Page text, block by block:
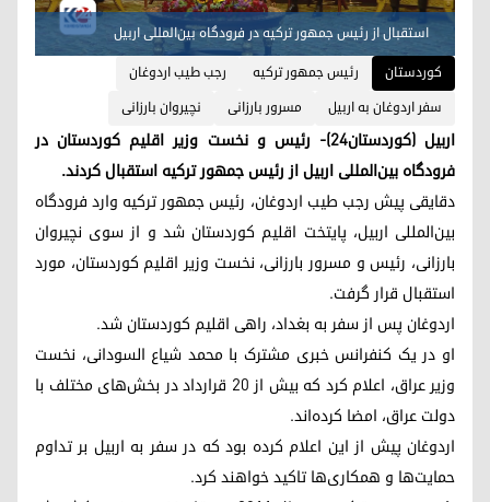
استقبال از رئیس جمهور ترکیه در فرودگاه بین‌المللی اربیل
کوردستان
رئیس جمهور ترکیه
رجب طیب اردوغان
سفر اردوغان به اربیل
مسرور بارزانی نچیروان بارزانی
اربیل (کوردستان٢٤)- رئیس و نخست وزیر اقلیم کوردستان در
فرودگاه بین‌المللی اربیل از رئیس جمهور ترکیه استقبال کردند.
دقایقی پیش رجب طیب اردوغان، رئیس جمهور ترکیه وارد فرودگاه
بین‌المللی اربیل، پایتخت اقلیم کوردستان شد و از سوی نچیروان
بارزانی، رئیس و مسرور بارزانی، نخست وزیر اقلیم کوردستان، مورد
استقبال قرار گرفت.
اردوغان پس از سفر به بغداد، راهی اقلیم کوردستان شد.
او در یک کنفرانس خبری مشترک با محمد شیاع السودانی، نخست
وزیر عراق، اعلام کرد که بیش از ٢٠ قرارداد در بخش‌های مختلف با
دولت عراق، امضا کرده‌اند.
اردوغان پیش از این اعلام کرده بود که در سفر به اربیل بر تداوم
حمایت‌ها و همکاری‌ها تاکید خواهند کرد.